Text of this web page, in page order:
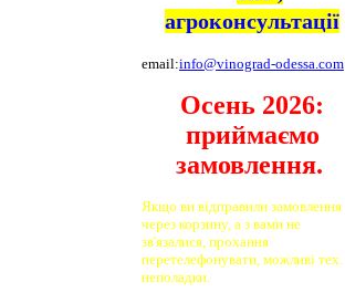
агроконсультації
email:info@vinograd-odessa.com
Осень 2026:
приймаємо
замовлення.
Якщо ви відправили замовлення
через корзину, а з вами не
зв'язалися, прохання
перетелефонувати, можливі тех.
неполадки.